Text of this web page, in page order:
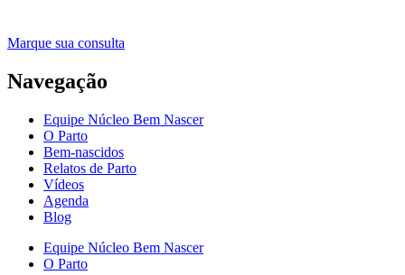
Marque sua consulta
Navegação
Equipe Núcleo Bem Nascer
O Parto
Bem-nascidos
Relatos de Parto
Vídeos
Agenda
Blog
Equipe Núcleo Bem Nascer
O Parto